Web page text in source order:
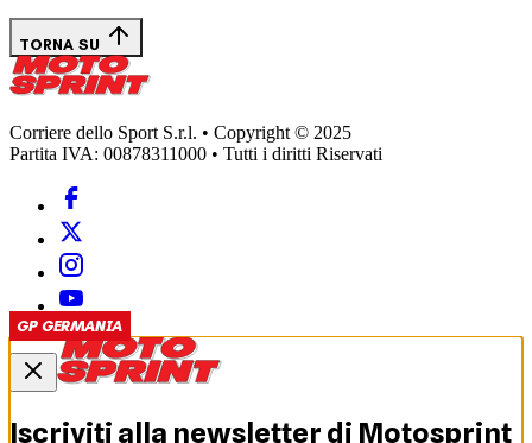
GP GERMANIA
TORNA SU
Corriere dello Sport S.r.l. • Copyright © 2025
Partita IVA: 00878311000 • Tutti i diritti Riservati
Iscriviti alla newsletter di Motosprint